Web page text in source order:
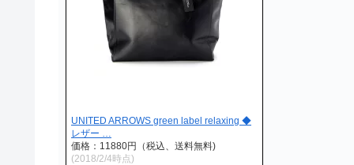
UNITED ARROWS green label relaxing ◆
レザー …
価格：11880円（税込、送料無料)
(2018/2/4時点)